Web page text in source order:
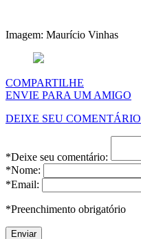
Imagem: Maurício Vinhas
COMPARTILHE
ENVIE PARA UM AMIGO
DEIXE SEU COMENTÁRIO
*Deixe seu comentário:
*Nome:
*Email:
*Preenchimento obrigatório